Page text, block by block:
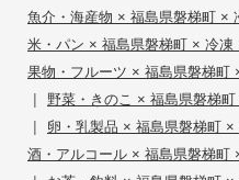
魚介・海産物 × 福島県磐梯町 ×
米・パン × 福島県磐梯町 × 冷凍
果物・フルーツ × 福島県磐梯町
| 野菜・きのこ × 福島県磐梯
| 卵・乳製品 × 福島県磐梯町
酒・アルコール × 福島県磐梯町